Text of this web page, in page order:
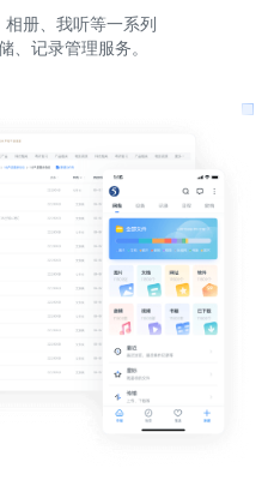
册、我听等一系列
、记录管理服务。